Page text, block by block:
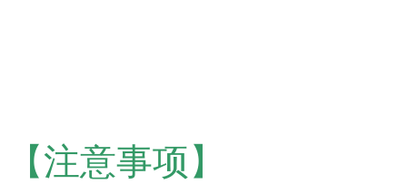
【注意事项】